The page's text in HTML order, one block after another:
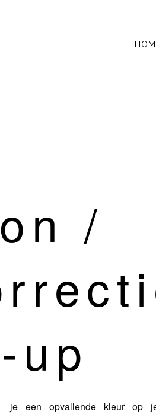
/
up
je een opvallende kleur op